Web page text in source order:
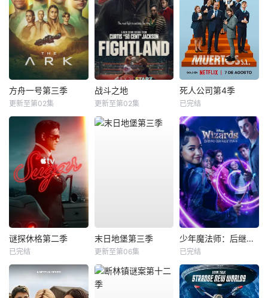
方舟一号第三季
更新至第02集
战斗之地
更新至第02集
死人公司第4季
已完结
谜探休格第二季
已完结
末日地堡第三季
更新至第06集
少年魔法师：后继者第三季
已完结